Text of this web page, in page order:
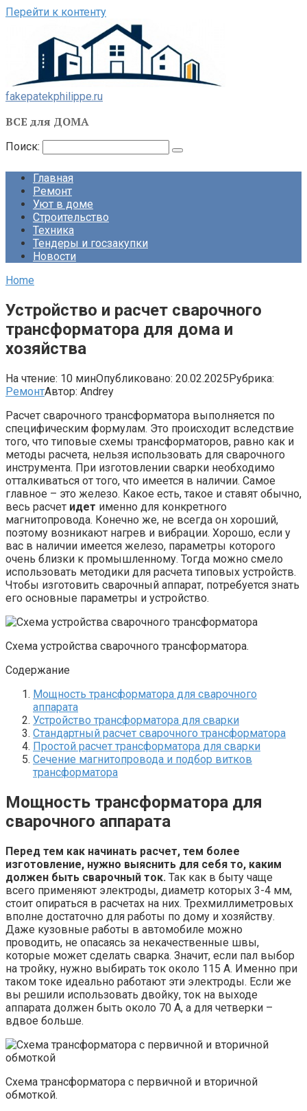
Перейти к контенту
fakepatekphilippe.ru
ВСЕ для ДОМА
Поиск:
Главная
Ремонт
Уют в доме
Строительство
Техника
Тендеры и госзакупки
Новости
Home
Устройство и расчет сварочного
трансформатора для дома и
хозяйства
На чтение: 10 минОпубликовано: 20.02.2025Рубрика:
РемонтАвтор: Andrey
Расчет сварочного трансформатора выполняется по
специфическим формулам. Это происходит вследствие
того, что типовые схемы трансформаторов, равно как и
методы расчета, нельзя использовать для сварочного
инструмента. При изготовлении сварки необходимо
отталкиваться от того, что имеется в наличии. Самое
главное – это железо. Какое есть, такое и ставят обычно,
весь расчет идет именно для конкретного
магнитопровода. Конечно же, не всегда он хороший,
поэтому возникают нагрев и вибрации. Хорошо, если у
вас в наличии имеется железо, параметры которого
очень близки к промышленному. Тогда можно смело
использовать методики для расчета типовых устройств.
Чтобы изготовить сварочный аппарат, потребуется знать
его основные параметры и устройство.
Схема устройства сварочного трансформатора.
Содержание
Мощность трансформатора для сварочного
аппарата
Устройство трансформатора для сварки
Стандартный расчет сварочного трансформатора
Простой расчет трансформатора для сварки
Сечение магнитопровода и подбор витков
трансформатора
Мощность трансформатора для
сварочного аппарата
Перед тем как начинать расчет, тем более
изготовление, нужно выяснить для себя то, каким
должен быть сварочный ток. Так как в быту чаще
всего применяют электроды, диаметр которых 3-4 мм,
стоит опираться в расчетах на них. Трехмиллиметровых
вполне достаточно для работы по дому и хозяйству.
Даже кузовные работы в автомобиле можно
проводить, не опасаясь за некачественные швы,
которые может сделать сварка. Значит, если пал выбор
на тройку, нужно выбирать ток около 115 А. Именно при
таком токе идеально работают эти электроды. Если же
вы решили использовать двойку, ток на выходе
аппарата должен быть около 70 А, а для четверки –
вдвое больше.
Схема трансформатора с первичной и вторичной
обмоткой.